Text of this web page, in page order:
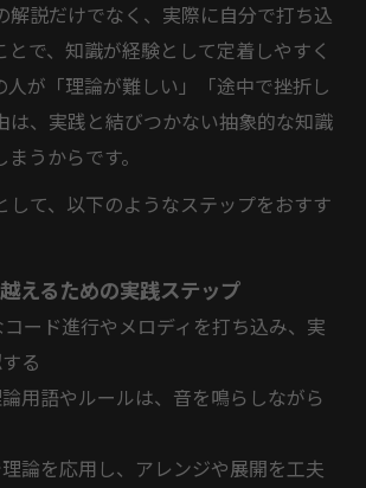
解説だけでなく、実際に自分で打ち込
で、知識が経験として定着しやすく
人が「理論が難しい」「途中で挫折し
は、実践と結びつかない抽象的な知識
うからです。
して、以下のようなステップをおすす
えるための実践ステップ
ード進行やメロディを打ち込み、実
る
用語やルールは、音を鳴らしながら
論を応用し、アレンジや展開を工夫